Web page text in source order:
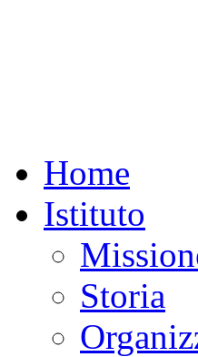
Home
Istituto
Storia